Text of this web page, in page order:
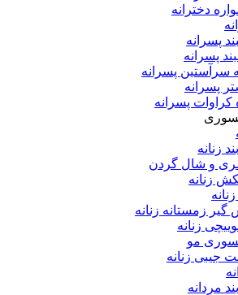
دخترانه
پسرانه
پسرانه
سرآستین پسرانه
پسرانه
کراوات پسرانه
زنانه
و شال گردن
زنانه
زمستانه زنانه
زنانه
مو
جیبی زنانه
مردانه